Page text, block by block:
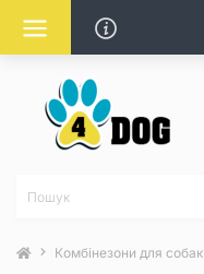
Комбінезони для собак